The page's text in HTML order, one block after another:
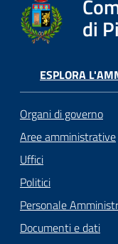
r
n
n
e
Tutti
gli
argomenti...
di
ESPLORA
Organi di governo
Aree amministrative
Uffici
Politici
Personale
Documenti e dati